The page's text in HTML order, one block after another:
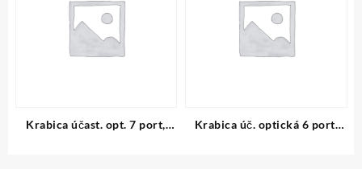
Krabica účast. opt. 7 port,
Krabica úč. optická 6 port,